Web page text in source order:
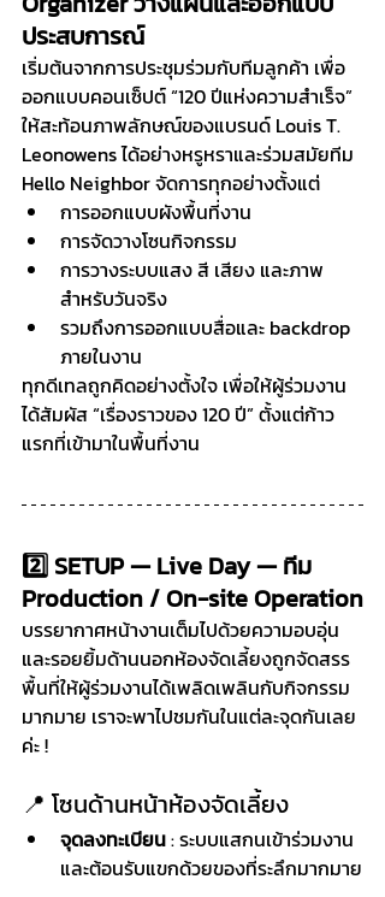
ประสบการณ์
เริ่มต้นจากการประชุมร่วมกับทีมลูกค้า เพื่อ
ออกแบบคอนเซ็ปต์ “120 ปีแห่งความสำเร็จ”
ให้สะท้อนภาพลักษณ์ของแบรนด์ Louis T.
Leonowens ได้อย่างหรูหราและร่วมสมัยทีม
Hello Neighbor จัดการทุกอย่างตั้งแต่
การออกแบบผังพื้นที่งาน
การจัดวางโซนกิจกรรม
การวางระบบแสง สี เสียง และภาพ
สำหรับวันจริง
รวมถึงการออกแบบสื่อและ backdrop
ภายในงาน
ทุกดีเทลถูกคิดอย่างตั้งใจ เพื่อให้ผู้ร่วมงาน
ได้สัมผัส “เรื่องราวของ 120 ปี” ตั้งแต่ก้าว
แรกที่เข้ามาในพื้นที่งาน
2️⃣ SETUP — Live Day — ทีม
Production / On-site Operation
บรรยากาศหน้างานเต็มไปด้วยความอบอุ่น
และรอยยิ้มด้านนอกห้องจัดเลี้ยงถูกจัดสรร
พื้นที่ให้ผู้ร่วมงานได้เพลิดเพลินกับกิจกรรม
มากมาย เราจะพาไปชมกันในแต่ละจุดกันเลย
ค่ะ !
📍 โซนด้านหน้าห้องจัดเลี้ยง
จุดลงทะเบียน : ระบบแสกนเข้าร่วมงาน
และต้อนรับแขกด้วยของที่ระลึกมากมาย